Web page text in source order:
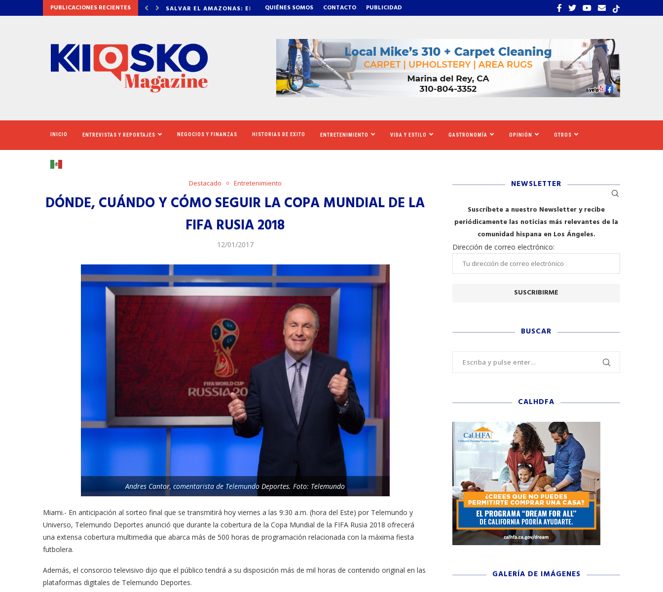
PUBLICACIONES RECIENTES
EL ECOSISTEMA EVIDENCIA QUE LA... LA VERDAD DETRÁS DE OZEMPIC NEWSOM ASEGURA QUE CALIFORNIA AUMENTARÁ EL SALARIO MÍNIMO​REDADAS DE ICE
QUIÉNES SOMOS CONTACTO PUBLICIDAD
INICIO ENTREVISTAS Y REPORTAJES NEGOCIOS Y FINANZAS HISTORIAS DE EXITO ENTRETENIMIENTO VIDA Y ESTILO GASTRONOMÍA OPINIÓN OTROS
Destacado Entretenimiento
DÓNDE, CUÁNDO Y CÓMO SEGUIR LA COPA MUNDIAL DE LA
FIFA RUSIA 2018
12/01/2017
Andres Cantor, comentarista de Telemundo Deportes. Foto: Telemundo
Miami.- En anticipación al sorteo final que se transmitirá hoy viernes a las 9:30 a.m. (hora del Este) por Telemundo y
Universo, Telemundo Deportes anunció que durante la cobertura de la Copa Mundial de la FIFA Rusia 2018 ofrecerá
una extensa cobertura multimedia que abarca más de 500 horas de programación relacionada con la máxima fiesta
futbolera.
Además, el consorcio televisivo dijo que el público tendrá a su disposición más de mil horas de contenido original en las
plataformas digitales de Telemundo Deportes.
NEWSLETTER
Suscríbete a nuestro Newsletter y recibe
periódicamente las noticias más relevantes de la
comunidad hispana en Los Ángeles.
Dirección de correo electrónico:
BUSCAR
CALHDFA
GALERÍA DE IMÁGENES